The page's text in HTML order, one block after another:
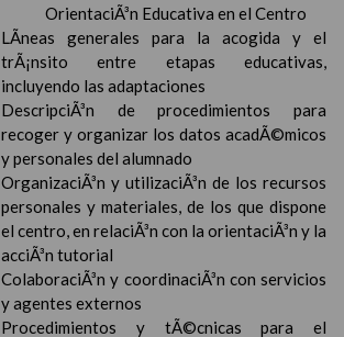
OrientaciÃ³n Educativa en el Centro
LÃ­neas generales para la acogida y el
trÃ¡nsito entre etapas educativas,
incluyendo las adaptaciones
DescripciÃ³n de procedimientos para
recoger y organizar los datos acadÃ©micos
y personales del alumnado
OrganizaciÃ³n y utilizaciÃ³n de los recursos
personales y materiales, de los que dispone
el centro, en relaciÃ³n con la orientaciÃ³n y la
acciÃ³n tutorial
ColaboraciÃ³n y coordinaciÃ³n con servicios
y agentes externos
Procedimientos y tÃ©cnicas para el